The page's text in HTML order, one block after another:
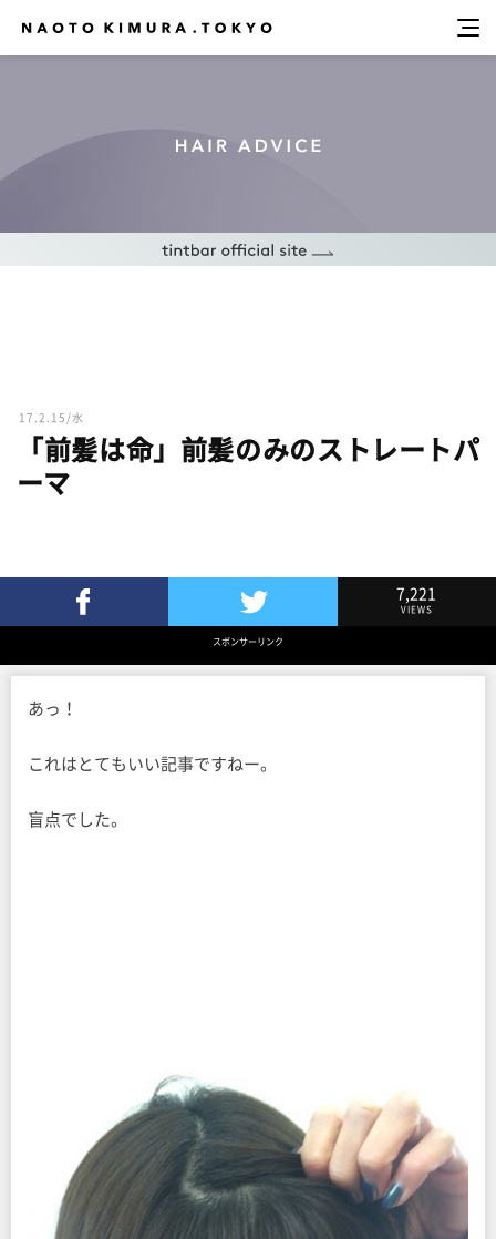
17.2.15/水
「前髪は命」前髪のみのストレートパ
ーマ
Twitterでツイート
7,221
VIEWS
スポンサーリンク
あっ！
これはとてもいい記事ですねー。
盲点でした。